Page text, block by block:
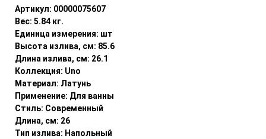
Артикул: 00000075607
Вес: 5.84 кг.
Единица измерения: шт
Высота излива, см: 85.6
Длина излива, см: 26.1
Коллекция: Uno
Материал: Латунь
Применение: Для ванны
Стиль: Современный
Длина, см: 26
Тип излива: Напольный